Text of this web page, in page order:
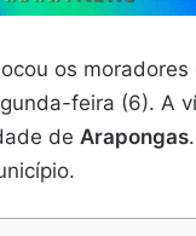
os moradores
feira (6). A
de Arapongas